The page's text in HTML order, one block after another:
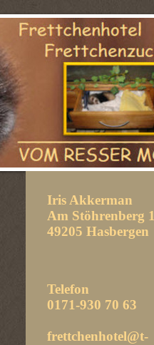
Iris Akkerman
Am Stöhrenberg 1
49205 Hasbergen
Telefon
0171-930 70 63
frettchenhotel@t-